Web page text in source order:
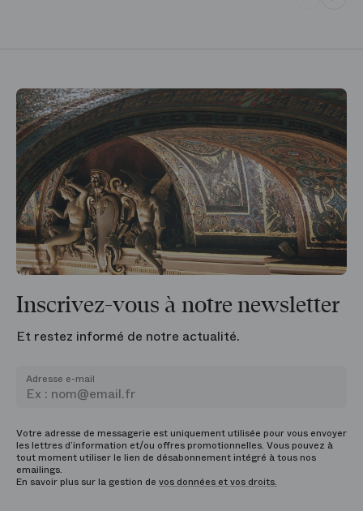
Inscrivez-vous à notre newsletter
Et restez informé de notre actualité.
Adresse e-mail
Votre adresse de messagerie est uniquement utilisée pour vous envoyer
les lettres d’information et/ou offres promotionnelles. Vous pouvez à
tout moment utiliser le lien de désabonnement intégré à tous nos
emailings.
En savoir plus sur la gestion de vos données et vos droits.